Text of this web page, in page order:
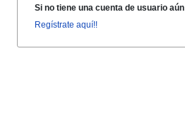
Si no tiene una cuenta de usuario aún
Regístrate aquí!!